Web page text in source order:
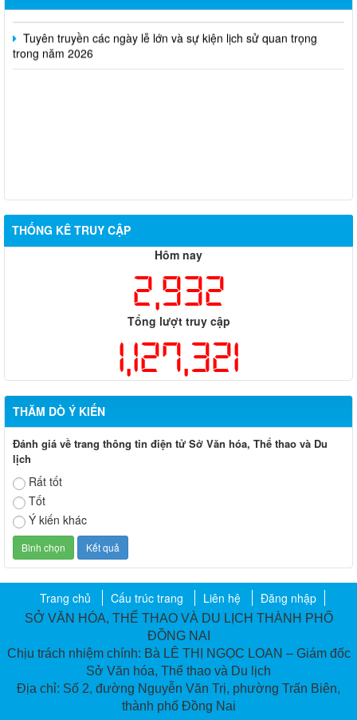
Tuyên truyền các ngày lễ lớn và sự kiện lịch sử quan trọng
trong năm 2026
THỐNG KÊ TRUY CẬP
Hôm nay
2,932
Tổng lượt truy cập
1,127,321
THĂM DÒ Ý KIẾN
Đánh giá về trang thông tin điện tử Sở Văn hóa, Thể thao và Du
lịch
Rất tốt
Tốt
Ý kiến khác
Trang chủ Cấu trúc trang Liên hệ Đăng nhập
SỞ VĂN HÓA, THỂ THAO VÀ DU LỊCH THÀNH PHỐ
ĐỒNG NAI
Chịu trách nhiệm chính: Bà LÊ THỊ NGỌC LOAN – Giám đốc
Sở Văn hóa, Thể thao và Du lịch
Địa chỉ: Số 2, đường Nguyễn Văn Trị, phường Trấn Biên,
thành phố Đồng Nai